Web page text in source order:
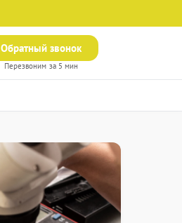
Обратный звонок
Перезвоним за 5 мин